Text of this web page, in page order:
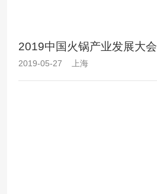
2019中国火锅产业发展大会
2019-05-27 上海